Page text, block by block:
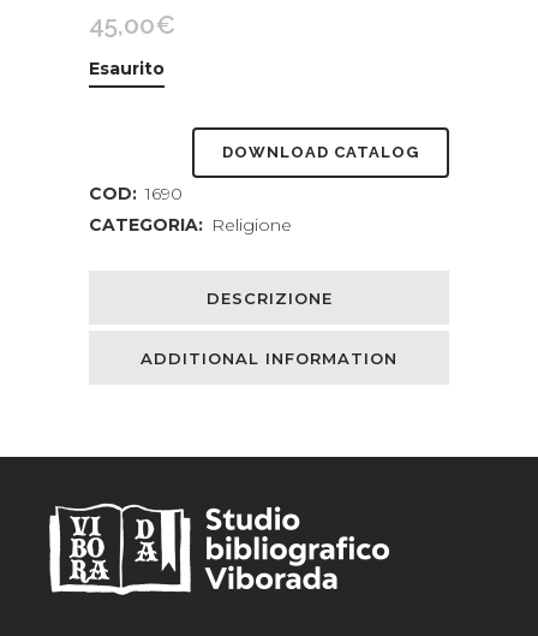
45,00€
Esaurito
DOWNLOAD CATALOG
COD: 1690
CATEGORIA: Religione
DESCRIZIONE
ADDITIONAL INFORMATION